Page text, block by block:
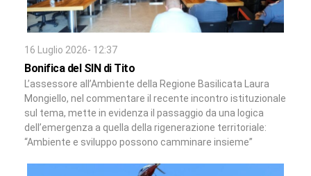
16 Luglio 2026- 12:37
Bonifica del SIN di Tito
L’assessore all’Ambiente della Regione Basilicata Laura
Mongiello, nel commentare il recente incontro istituzionale
sul tema, mette in evidenza il passaggio da una logica
dell’emergenza a quella della rigenerazione territoriale:
“Ambiente e sviluppo possono camminare insieme”